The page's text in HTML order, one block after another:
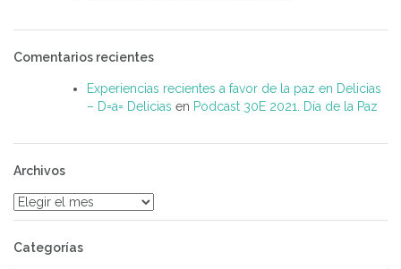
Comentarios recientes
Experiencias recientes a favor de la paz en Delicias
– D=a= Delicias en Podcast 30E 2021. Día de la Paz
Archivos
Archivos
Categorías